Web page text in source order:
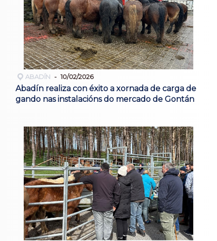
ABADÍN 10/02/2026
Abadín realiza con éxito a xornada de carga de
gando nas instalacións do mercado de Gontán